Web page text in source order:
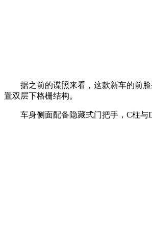
据之前的谍照来看，这款新车的前脸
置双层下格栅结构。
车身侧面配备隐藏式门把手，C柱与D